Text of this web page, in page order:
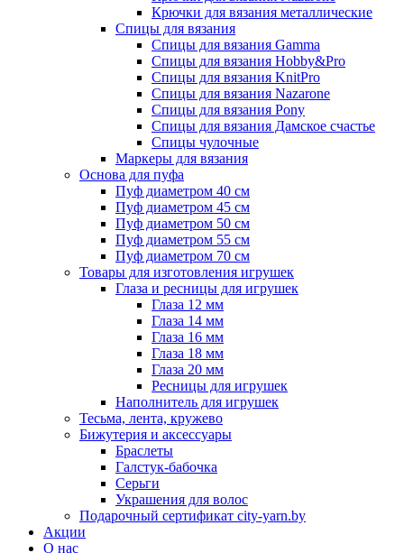
Крючки для вязания металлические
Спицы для вязания
Спицы для вязания Gamma
Спицы для вязания Hobby&Pro
Спицы для вязания KnitPro
Спицы для вязания Nazarone
Спицы для вязания Pony
Спицы для вязания Дамское счастье
Спицы чулочные
Маркеры для вязания
Основа для пуфа
Пуф диаметром 40 см
Пуф диаметром 45 см
Пуф диаметром 50 см
Пуф диаметром 55 см
Пуф диаметром 70 см
Товары для изготовления игрушек
Глаза и ресницы для игрушек
Глаза 12 мм
Глаза 14 мм
Глаза 16 мм
Глаза 18 мм
Глаза 20 мм
Ресницы для игрушек
Наполнитель для игрушек
Тесьма, лента, кружево
Бижутерия и аксессуары
Браслеты
Галстук-бабочка
Серьги
Украшения для волос
Подарочный сертификат city-yarn.by
Акции
О нас